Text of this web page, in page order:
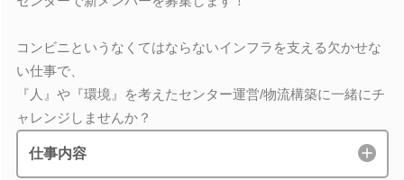
コンビニというなくてはならないインフラを支える欠かせな
い仕事で、
『人』や『環境』を考えたセンター運営/物流構築に一緒にチ
ャレンジしませんか？
仕事内容